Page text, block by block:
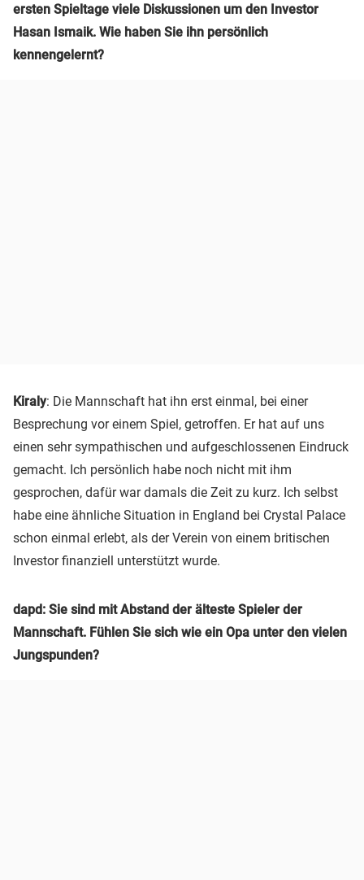
ersten Spieltage viele Diskussionen um den Investor
Hasan Ismaik. Wie haben Sie ihn persönlich
kennengelernt?
Kiraly: Die Mannschaft hat ihn erst einmal, bei einer
Besprechung vor einem Spiel, getroffen. Er hat auf uns
einen sehr sympathischen und aufgeschlossenen Eindruck
gemacht. Ich persönlich habe noch nicht mit ihm
gesprochen, dafür war damals die Zeit zu kurz. Ich selbst
habe eine ähnliche Situation in England bei Crystal Palace
schon einmal erlebt, als der Verein von einem britischen
Investor finanziell unterstützt wurde.
dapd: Sie sind mit Abstand der älteste Spieler der
Mannschaft. Fühlen Sie sich wie ein Opa unter den vielen
Jungspunden?